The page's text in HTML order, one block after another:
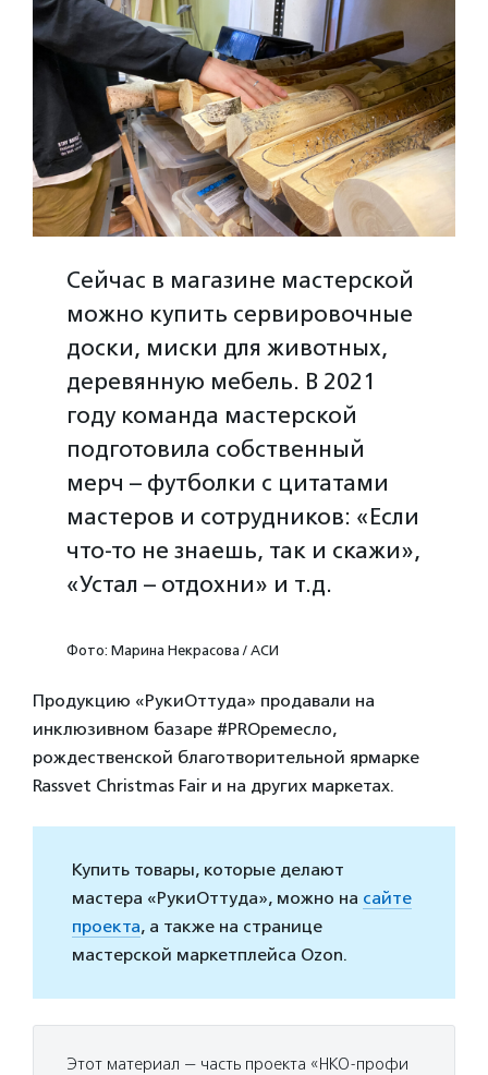
Сейчас в магазине мастерской
можно купить сервировочные
доски, миски для животных,
деревянную мебель. В 2021
году команда мастерской
подготовила собственный
мерч – футболки с цитатами
мастеров и сотрудников: «Если
что-то не знаешь, так и скажи»,
«Устал – отдохни» и т.д.
Фото: Марина Некрасова / АСИ
Продукцию «РукиОттуда» продавали на
инклюзивном базаре #PROремесло,
рождественской благотворительной ярмарке
Rassvet Christmas Fair и на других маркетах.
Купить товары, которые делают
мастера «РукиОттуда», можно на сайте
проекта, а также на странице
мастерской маркетплейса Ozon.
Этот материал — часть проекта «НКО-профи